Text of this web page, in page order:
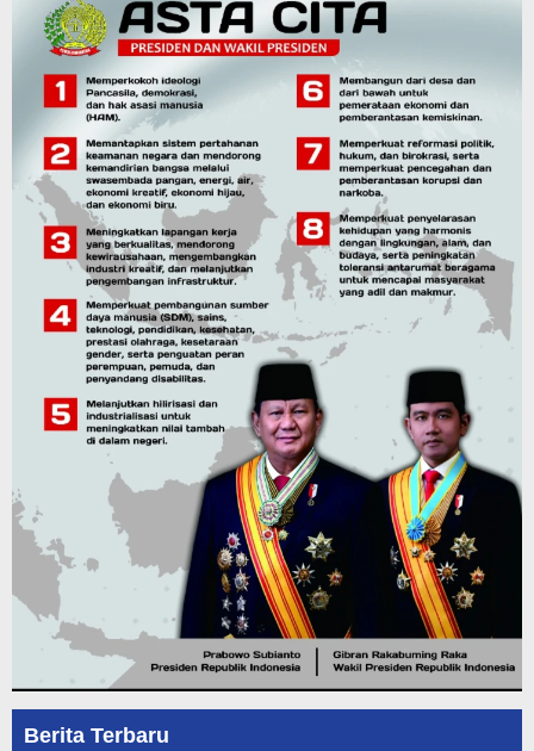
Berita Terbaru